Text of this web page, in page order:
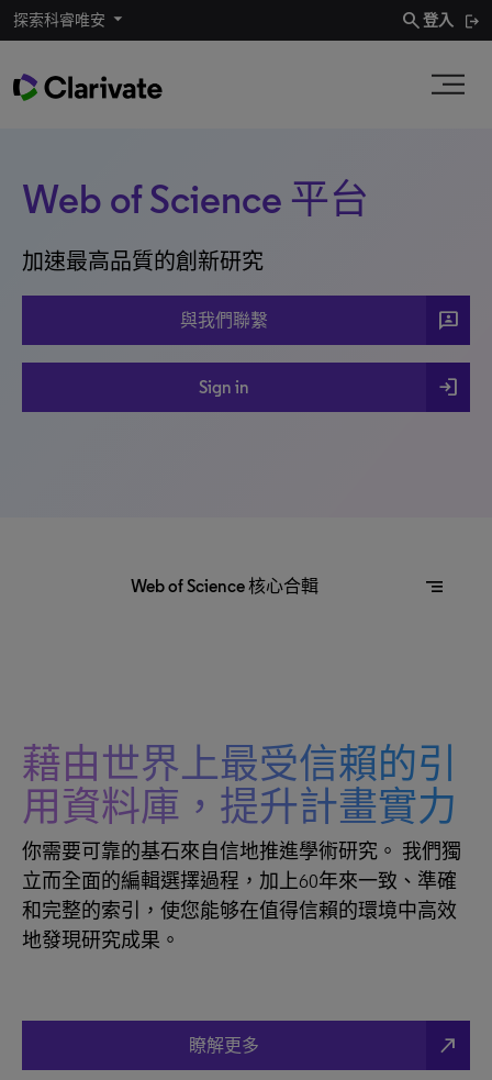
探索科睿唯安 search登入
Web of Science 平台
加速最高品質的創新研究
與我們聯繫 3p
Sign in login
Web of Science 核心合輯 segment
藉由世界上最受信賴的引
用資料庫，提升計畫實力
你需要可靠的基石來自信地推進學術研究。 我們獨
立而全面的編輯選擇過程，加上60年來一致、準確
和完整的索引，使您能够在值得信賴的環境中高效
地發現研究成果。
瞭解更多 north_east